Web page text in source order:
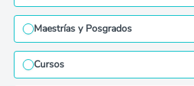
Maestrías y Posgrados
Cursos